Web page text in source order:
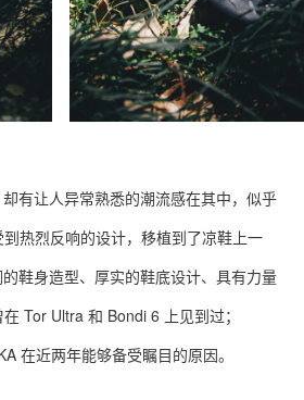
有让人异常熟悉的潮流感在其中，似乎
热烈反响的设计，移植到了凉鞋上一
鞋身造型、厚实的鞋底设计、具有力量
Tor Ultra 和 Bondi 6 上见到过；
在近两年能够备受瞩目的原因。